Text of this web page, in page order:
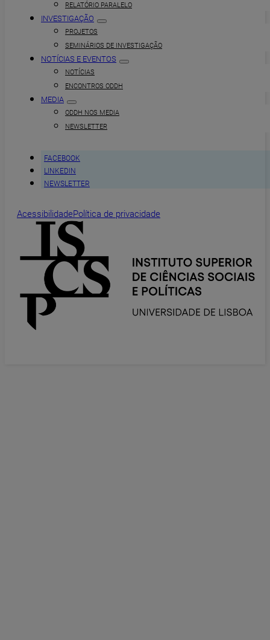
RELATÓRIO PARALELO
INVESTIGAÇÃO
PROJETOS
SEMINÁRIOS DE INVESTIGAÇÃO
NOTÍCIAS E EVENTOS
NOTÍCIAS
ENCONTROS ODDH
MEDIA
ODDH NOS MEDIA
NEWSLETTER
FACEBOOK
LINKEDIN
NEWSLETTER
AcessibilidadePolítica de privacidade